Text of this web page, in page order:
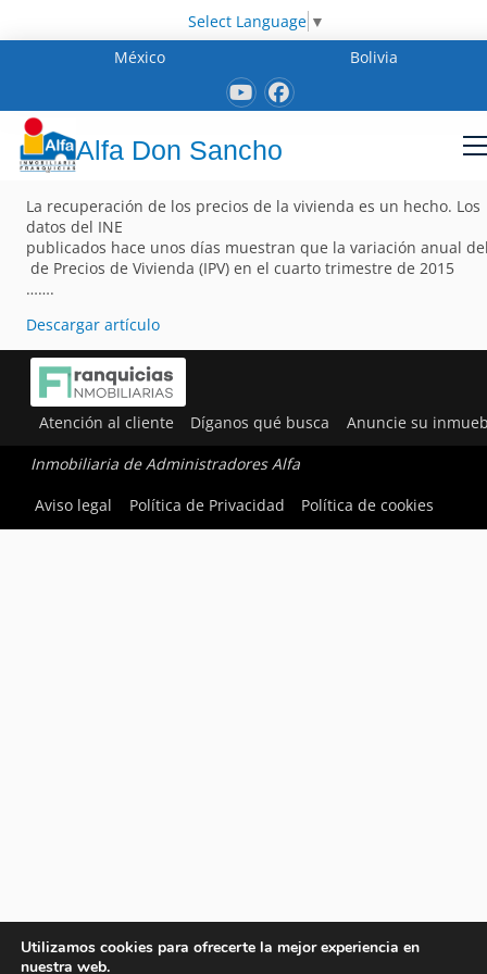
Select Language ▼
México
Bolivia
Alfa Don Sancho
La recuperación de los precios de la vivienda es un hecho. Los
datos del INE
publicados hace unos días muestran que la variación anual
de Precios de Vivienda (IPV) en el cuarto trimestre de 2015
…….
Descargar artículo
Atención al cliente Díganos qué busca Anuncie su
Inmobiliaria de Administradores Alfa
Aviso legal
Política de Privacidad Política de cookies
Utilizamos cookies para ofrecerte la mejor experiencia en
nuestra web.